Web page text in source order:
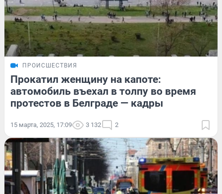
ПРОИСШЕСТВИЯ
Прокатил женщину на капоте:
автомобиль въехал в толпу во время
протестов в Белграде — кадры
15 марта, 2025, 17:09 3 132 2